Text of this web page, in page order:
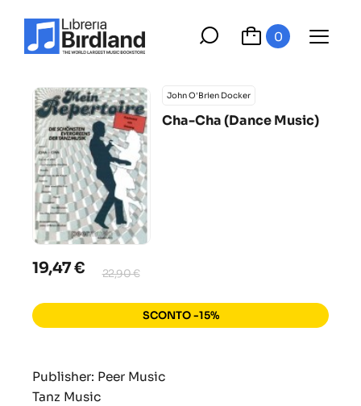
0
John O'Brien Docker
Cha-Cha (Dance Music)
19,47 € 22,90 €
SCONTO -15%
Publisher: Peer Music
Tanz Music